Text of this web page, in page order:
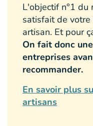
L'objectif n°1 du
satisfait de
artisan. Et pour
On fait donc
entreprises
recommander.
En savoir plus
artisans